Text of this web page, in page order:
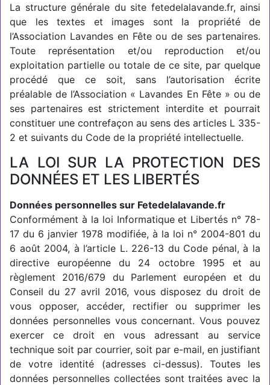
La structure générale du site fetedelalavande.fr, ainsi
que les textes et images sont la propriété de
l’Association Lavandes en Fête ou de ses partenaires.
Toute représentation et/ou reproduction et/ou
exploitation partielle ou totale de ce site, par quelque
procédé que ce soit, sans l’autorisation écrite
préalable de l’Association « Lavandes En Fête » ou de
ses partenaires est strictement interdite et pourrait
constituer une contrefaçon au sens des articles L 335-
2 et suivants du Code de la propriété intellectuelle.
LA LOI SUR LA PROTECTION DES
DONNÉES ET LES LIBERTÉS
Données personnelles sur Fetedelalavande.fr
Conformément à la loi Informatique et Libertés n° 78-
17 du 6 janvier 1978 modifiée, à la loi n° 2004-801 du
6 août 2004, à l’article L. 226-13 du Code pénal, à la
directive européenne du 24 octobre 1995 et au
règlement 2016/679 du Parlement européen et du
Conseil du 27 avril 2016, vous disposez du droit de
vous opposer, accéder, rectifier ou supprimer les
données personnelles vous concernant. Vous pouvez
exercer ce droit en vous adressant au service
technique soit par courrier, soit par e-mail, en justifiant
de votre identité (adresses ci-dessus). Toutes les
données personnelles collectées sont traitées avec la